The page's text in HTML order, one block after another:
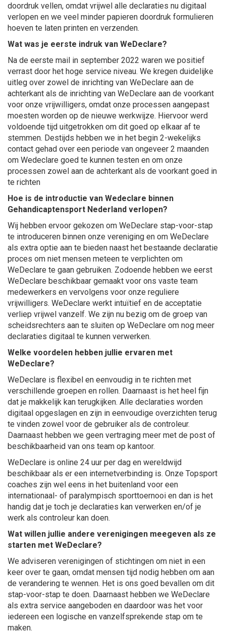
doordruk vellen, omdat vrijwel alle declaraties nu digitaal
verlopen en we veel minder papieren doordruk formulieren
hoeven te laten printen en verzenden.
Wat was je eerste indruk van WeDeclare?
Na de eerste mail in september 2022 waren we positief
verrast door het hoge service niveau. We kregen duidelijke
uitleg over zowel de inrichting van WeDeclare aan de
achterkant als de inrichting van WeDeclare aan de voorkant
voor onze vrijwilligers, omdat onze processen aangepast
moesten worden op de nieuwe werkwijze. Hiervoor werd
voldoende tijd uitgetrokken om dit goed op elkaar af te
stemmen. Destijds hebben we in het begin 2-wekelijks
contact gehad over een periode van ongeveer 2 maanden
om Wedeclare goed te kunnen testen en om onze
processen zowel aan de achterkant als de voorkant goed in
te richten
Hoe is de introductie van Wedeclare binnen
Gehandicaptensport Nederland verlopen?
Wij hebben ervoor gekozen om WeDeclare stap-voor-stap
te introduceren binnen onze vereniging en om WeDeclare
als extra optie aan te bieden naast het bestaande declaratie
proces om niet mensen meteen te verplichten om
WeDeclare te gaan gebruiken. Zodoende hebben we eerst
WeDeclare beschikbaar gemaakt voor ons vaste team
medewerkers en vervolgens voor onze reguliere
vrijwilligers. WeDeclare werkt intuïtief en de acceptatie
verliep vrijwel vanzelf. We zijn nu bezig om de groep van
scheidsrechters aan te sluiten op WeDeclare om nog meer
declaraties digitaal te kunnen verwerken.
Welke voordelen hebben jullie ervaren met
WeDeclare?
WeDeclare is flexibel en eenvoudig in te richten met
verschillende groepen en rollen. Daarnaast is het heel fijn
dat je makkelijk kan terugkijken. Alle declaraties worden
digitaal opgeslagen en zijn in eenvoudige overzichten terug
te vinden zowel voor de gebruiker als de controleur.
Daarnaast hebben we geen vertraging meer met de post of
beschikbaarheid van ons team op kantoor.
WeDeclare is online 24 uur per dag en wereldwijd
beschikbaar als er een internetverbinding is. Onze Topsport
coaches zijn wel eens in het buitenland voor een
internationaal- of paralympisch sporttoernooi en dan is het
handig dat je toch je declaraties kan verwerken en/of je
werk als controleur kan doen.
Wat willen jullie andere verenigingen meegeven als ze
starten met WeDeclare?
We adviseren verenigingen of stichtingen om niet in een
keer over te gaan, omdat mensen tijd nodig hebben om aan
de verandering te wennen. Het is ons goed bevallen om dit
stap-voor-stap te doen. Daarnaast hebben we WeDeclare
als extra service aangeboden en daardoor was het voor
iedereen een logische en vanzelfsprekende stap om te
maken.